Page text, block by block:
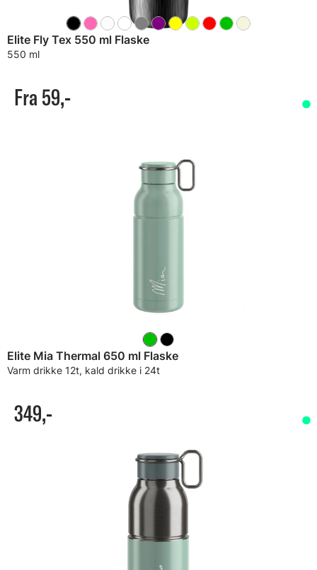
Elite Fly Tex 550 ml Flaske
550 ml
Fra 59,-
Elite Mia Thermal 650 ml Flaske
Varm drikke 12t, kald drikke i 24t
349,-